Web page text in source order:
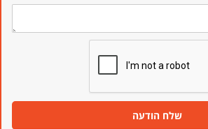
שלח הודעה